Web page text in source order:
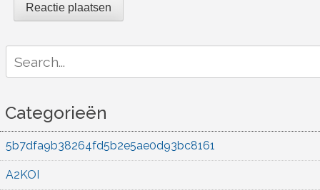
for:
Categorieën
5b7dfa9b38264fd5b2e5ae0d93bc8161
A2KOI